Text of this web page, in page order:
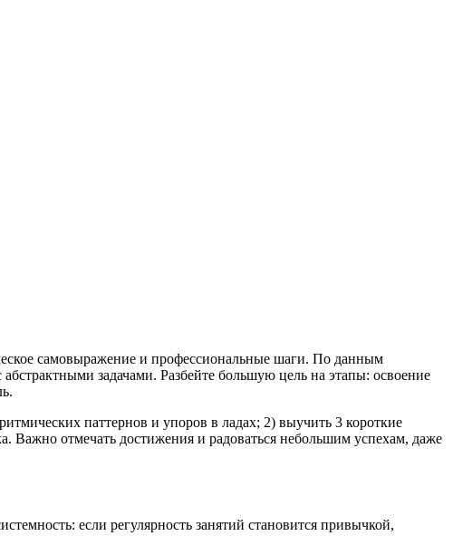
самовыражение и профессиональные шаги. По данным
задачами. Разбейте большую цель на этапы: освоение
паттернов и упоров в ладах; 2) выучить 3 короткие
Важно отмечать достижения и радоваться небольшим успехам, даже
если регулярность занятий становится привычкой,